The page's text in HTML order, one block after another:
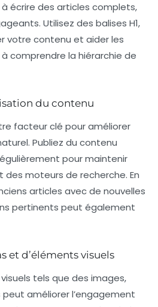
écrire des articles complets,
Utilisez des balises H1,
votre contenu et aider les
comprendre la hiérarchie de
du contenu
facteur clé pour améliorer
. Publiez du contenu
pour maintenir
des moteurs de recherche. En
articles avec de nouvelles
pertinents peut également
et d’éléments visuels
visuels tels que des images,
améliorer l’engagement